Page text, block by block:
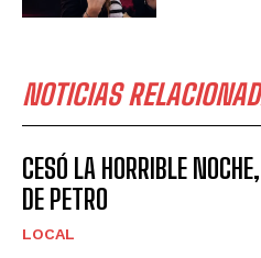
NOTICIAS
CESÓ LA HORRIBLE
DE PETRO
LOCAL